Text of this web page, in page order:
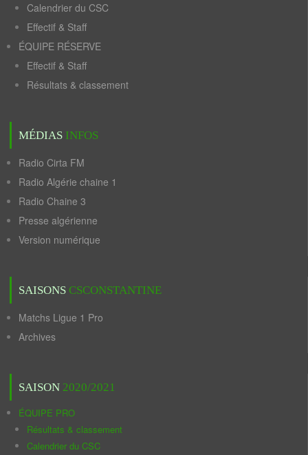
Calendrier du CSC
Effectif & Staff
ÉQUIPE RÉSERVE
Effectif & Staff
Résultats & classement
MÉDIAS INFOS
Radio Cirta FM
Radio Algérie chaine 1
Radio Chaine 3
Presse algérienne
Version numérique
SAISONS CSCONSTANTINE
Matchs Ligue 1 Pro
Archives
SAISON 2020/2021
ÉQUIPE PRO
Résultats & classement
Calendrier du CSC